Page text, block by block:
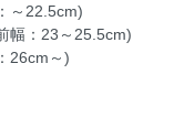
～22.5cm)
：23～25.5cm)
26cm～)